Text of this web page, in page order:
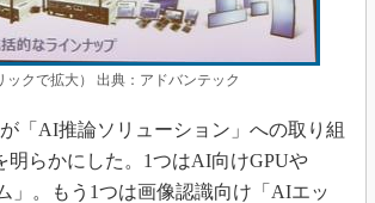
クで拡大） 出典：アドバンテック
「AI推論ソリューション」への取り組
らかにした。1つはAI向けGPUや
」。もう1つは画像認識向け「AIエッ